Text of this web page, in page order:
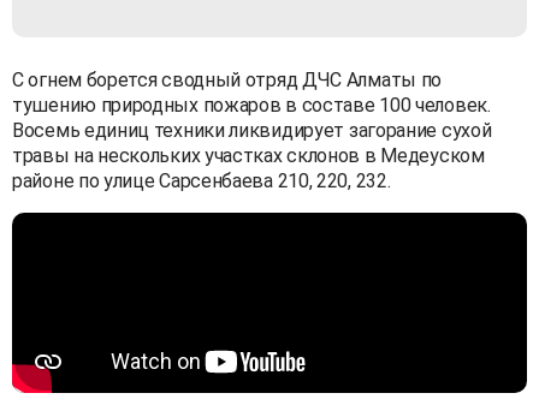
С огнем борется сводный отряд ДЧС Алматы по
тушению природных пожаров в составе 100 человек.
Восемь единиц техники ликвидирует загорание сухой
травы на нескольких участках склонов в Медеуском
районе по улице Сарсенбаева 210, 220, 232.